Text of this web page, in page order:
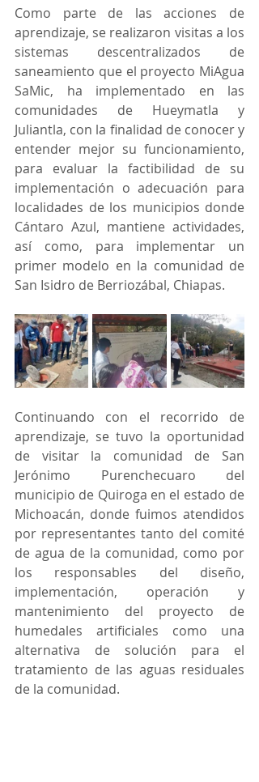
Como parte de las acciones de
aprendizaje, se realizaron visitas a los
sistemas descentralizados de
saneamiento que el proyecto MiAgua
SaMic, ha implementado en las
comunidades de Hueymatla y
Juliantla, con la finalidad de conocer y
entender mejor su funcionamiento,
para evaluar la factibilidad de su
implementación o adecuación para
localidades de los municipios donde
Cántaro Azul, mantiene actividades,
así como, para implementar un
primer modelo en la comunidad de
San Isidro de Berriozábal, Chiapas.
Continuando con el recorrido de
aprendizaje, se tuvo la oportunidad
de visitar la comunidad de San
Jerónimo Purenchecuaro del
municipio de Quiroga en el estado de
Michoacán, donde fuimos atendidos
por representantes tanto del comité
de agua de la comunidad, como por
los responsables del diseño,
implementación, operación y
mantenimiento del proyecto de
humedales artificiales como una
alternativa de solución para el
tratamiento de las aguas residuales
de la comunidad.